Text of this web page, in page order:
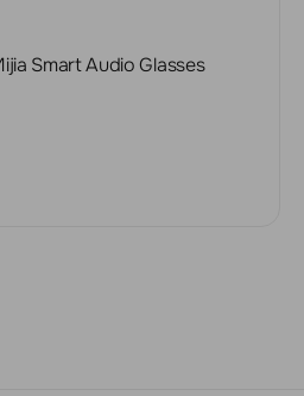
Smart Audio Glasses